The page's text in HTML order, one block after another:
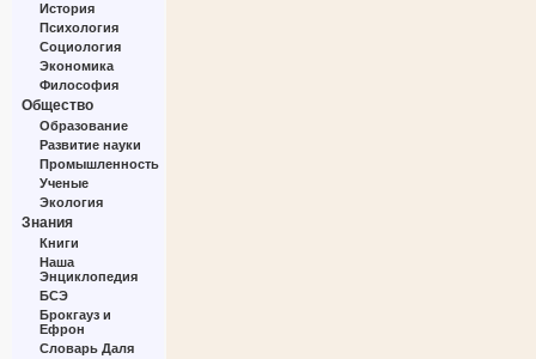
История
Психология
Социология
Экономика
Философия
Общество
Образование
Развитие науки
Промышленность
Ученые
Экология
Знания
Книги
Наша
Энциклопедия
БСЭ
Брокгауз и
Ефрон
Словарь Даля